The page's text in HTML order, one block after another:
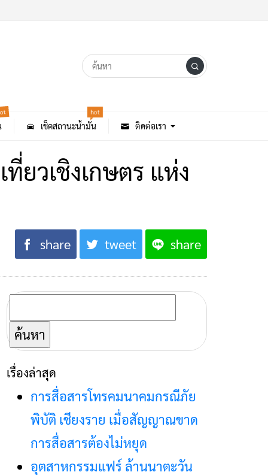
เช็คสถานะน้ำมัน
hot
ติดต่อเรา
ยวเชิงเกษตร แห่ง
share tweet share
ค้นหา
สำหรับ:
เรื่องล่าสุด
การสื่อสารโทรคมนาคมกรณีภัย
พิบัติ เชียงราย เมื่อสัญญาณขาด
การสื่อสารต้องไม่หยุด
อุตสาหกรรมแฟร์ ล้านนาตะวัน